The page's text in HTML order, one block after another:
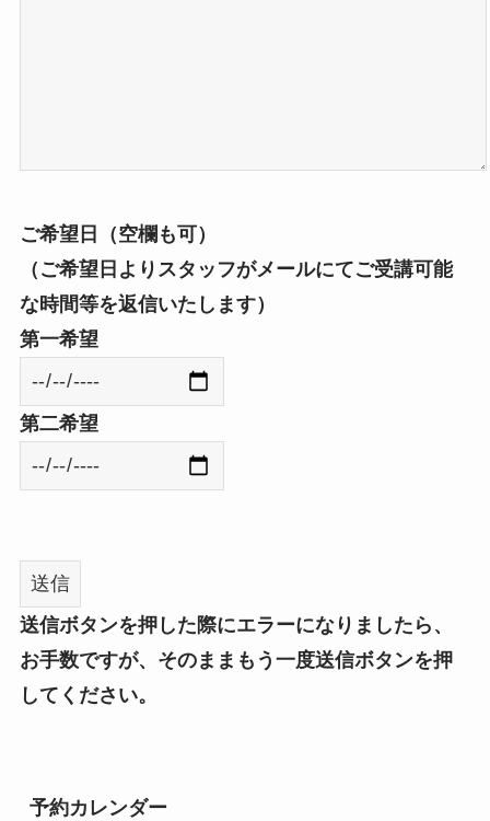
ご希望日（空欄も可）
（ご希望日よりスタッフがメールにてご受講可能
な時間等を返信いたします）
第一希望
第二希望
送信ボタンを押した際にエラーになりましたら、
お手数ですが、そのままもう一度送信ボタンを押
してください。
予約カレンダー